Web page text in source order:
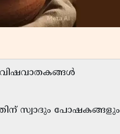
വിഷവാതകങ്ങൾ
സ്വാദും പോഷകങ്ങളും